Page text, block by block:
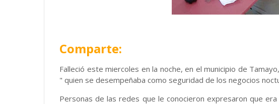
Comparte:
Falleció este miercoles en la noche, en el municipio de
" quien se desempeñaba como seguridad de los negocios
Personas de las redes que le conocieron expresaron que